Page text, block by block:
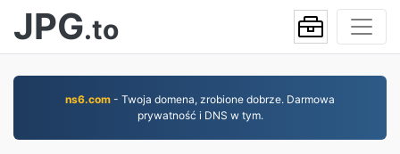
JPG.to
ns6.com - Twoja domena, zrobione dobrze. Darmowa
prywatność i DNS w tym.